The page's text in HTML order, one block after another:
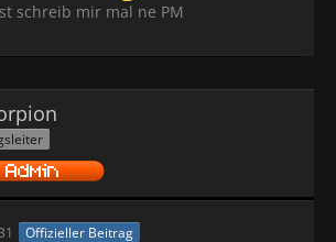
schreib mir mal ne PM
Offizieller Beitrag